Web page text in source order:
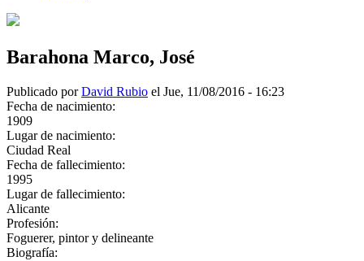
Barahona Marco, José
Publicado porDavid Rubio el Jue, 11/08/2016 - 16:23
Fecha de nacimiento:
1909
Lugar de nacimiento:
Ciudad Real
Fecha de fallecimiento:
1995
Lugar de fallecimiento:
Alicante
Profesión:
Foguerer, pintor y delineante
Biografía: